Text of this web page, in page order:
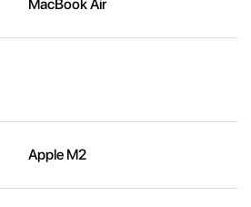
MacBook Air
Apple M2